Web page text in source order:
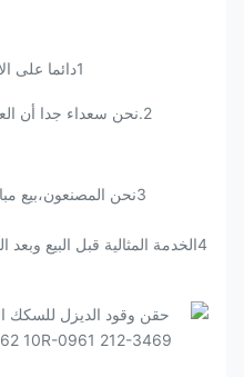
1دائما على الانترنت للاتصال السهل والرد السريع
2. نحن سعداء جدا أن
3نحن المصنعون،بيع مباشر من المصنع لإنقاذ تكلفة الشراء
4الخدمة المثالية قبل البيع وبعد البيع، يمكن أن تتعاون معنا دون قلق.